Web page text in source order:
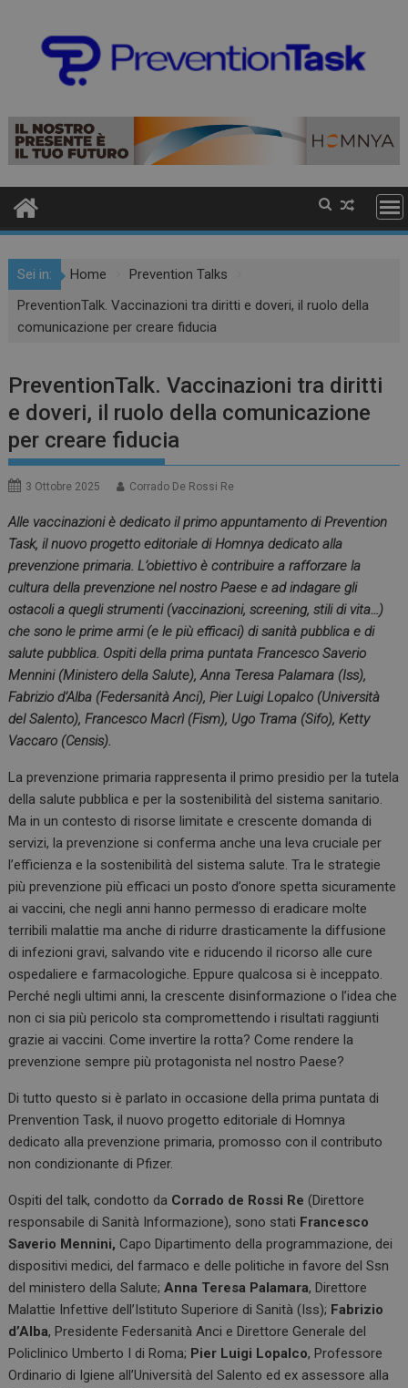
Sei in: Home
Prevention Talks
PreventionTalk. Vaccinazioni tra diritti e doveri, il ruolo della
comunicazione per creare fiducia
PreventionTalk. Vaccinazioni tra diritti
e doveri, il ruolo della comunicazione
per creare fiducia
3 Ottobre 2025 Corrado De Rossi Re
Alle vaccinazioni è dedicato il primo appuntamento di Prevention
Task, il nuovo progetto editoriale di Homnya dedicato alla
prevenzione primaria. L’obiettivo è contribuire a rafforzare la
cultura della prevenzione nel nostro Paese e ad indagare gli
ostacoli a quegli strumenti (vaccinazioni, screening, stili di vita…)
che sono le prime armi (e le più efficaci) di sanità pubblica e di
salute pubblica. Ospiti della prima puntata Francesco Saverio
Mennini (Ministero della Salute), Anna Teresa Palamara (Iss),
Fabrizio d’Alba (Federsanità Anci), Pier Luigi Lopalco (Università
del Salento), Francesco Macrì (Fism), Ugo Trama (Sifo), Ketty
Vaccaro (Censis).
La prevenzione primaria rappresenta il primo presidio per la tutela
della salute pubblica e per la sostenibilità del sistema sanitario.
Ma in un contesto di risorse limitate e crescente domanda di
servizi, la prevenzione si conferma anche una leva cruciale per
l’efficienza e la sostenibilità del sistema salute. Tra le strategie
più prevenzione più efficaci un posto d’onore spetta sicuramente
ai vaccini, che negli anni hanno permesso di eradicare molte
terribili malattie ma anche di ridurre drasticamente la diffusione
di infezioni gravi, salvando vite e riducendo il ricorso alle cure
ospedaliere e farmacologiche. Eppure qualcosa si è inceppato.
Perché negli ultimi anni, la crescente disinformazione o l’idea che
non ci sia più pericolo sta compromettendo i risultati raggiunti
grazie ai vaccini. Come invertire la rotta? Come rendere la
prevenzione sempre più protagonista nel nostro Paese?
Di tutto questo si è parlato in occasione della prima puntata di
Prenvention Task, il nuovo progetto editoriale di Homnya
dedicato alla prevenzione primaria, promosso con il contributo
non condizionante di Pfizer.
Ospiti del talk, condotto da Corrado de Rossi Re (Direttore
responsabile di Sanità Informazione), sono stati Francesco
Saverio Mennini, Capo Dipartimento della programmazione, dei
dispositivi medici, del farmaco e delle politiche in favore del Ssn
del ministero della Salute;Anna Teresa Palamara, Direttore
Malattie Infettive dell’Istituto Superiore di Sanità (Iss); Fabrizio
d’Alba, Presidente Federsanità Anci e Direttore Generale del
Policlinico Umberto I di Roma; Pier Luigi Lopalco, Professore
Ordinario di Igiene all’Università del Salento ed ex assessore alla